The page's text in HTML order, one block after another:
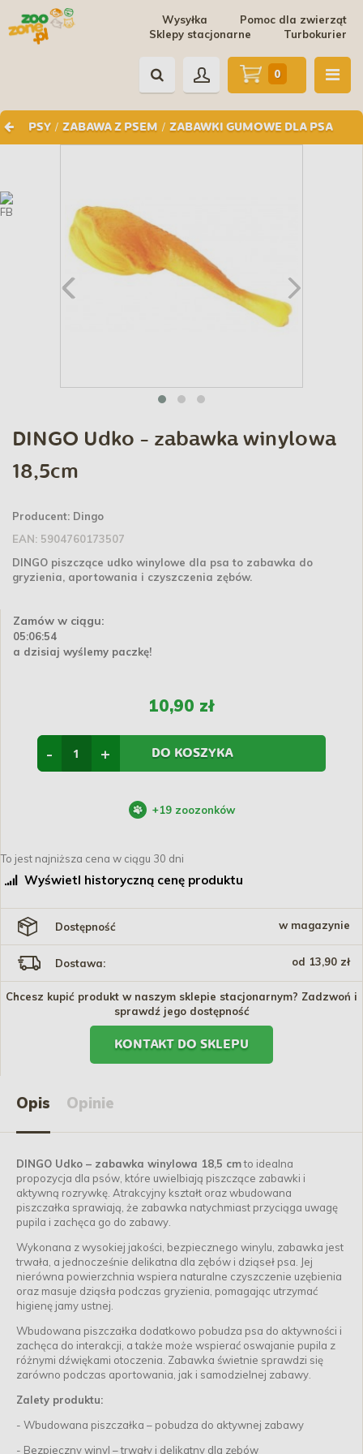
Pomoc dla zwierząt
Wysyłka
Turbokurier
Sklepy stacjonarne
PSY / ZABAWA Z PSEM / ZABAWKI GUMOWE DLA PSA
0
DINGO Udko - zabawka winylowa
18,5cm
Producent: Dingo
EAN: 5904760173507
DINGO piszczące udko winylowe dla psa to zabawka do
gryzienia, aportowania i czyszczenia zębów.
Zamów w ciągu:
05:06:53
a dzisiaj wyślemy paczkę!
10,90 zł
+
- DO KOSZYKA
+19 zoozonków
To jest najniższa cena w ciągu 30 dni
Wyświetl historyczną cenę produktu
Dostępność w magazynie
Dostawa: od 13,90 zł
Chcesz kupić produkt w naszym sklepie stacjonarnym? Zadzwoń i
sprawdź jego dostępność
KONTAKT DO SKLEPU
Opis Opinie
DINGO Udko – zabawka winylowa 18,5 cmto idealna
propozycja dla psów, które uwielbiają piszczące zabawki i
aktywną rozrywkę. Atrakcyjny kształt oraz wbudowana
piszczałka sprawiają, że zabawka natychmiast przyciąga uwagę
pupila i zachęca go do zabawy.
Wykonana z wysokiej jakości, bezpiecznego winylu, zabawka jest
trwała, a jednocześnie delikatna dla zębów i dziąseł psa. Jej
nierówna powierzchnia wspiera naturalne czyszczenie uzębienia
oraz masuje dziąsła podczas gryzienia, pomagając utrzymać
higienę jamy ustnej.
Wbudowana piszczałka dodatkowo pobudza psa do aktywności i
zachęca do interakcji, a także może wspierać oswajanie pupila z
różnymi dźwiękami otoczenia. Zabawka świetnie sprawdzi się
zarówno podczas aportowania, jak i samodzielnej zabawy.
Zalety produktu:
- Wbudowana piszczałka – pobudza do aktywnej zabawy
- Bezpieczny winyl – trwały i delikatny dla zębów